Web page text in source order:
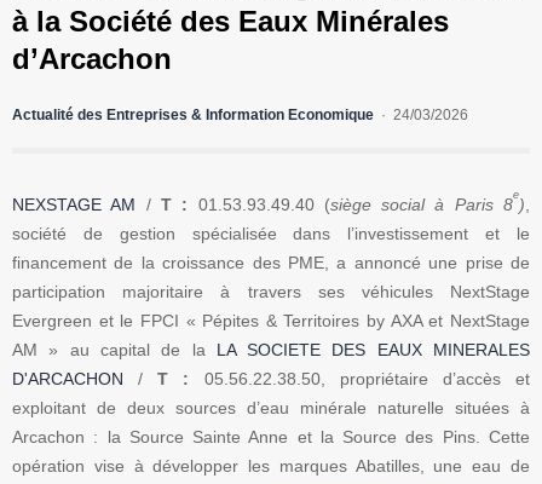
à la Société des Eaux Minérales
d’Arcachon
Actualité des Entreprises & Information Economique 24/03/2026
NEXSTAGE AM / T : 01.53.93.49.40 (siège social à Paris 8e),
société de gestion spécialisée dans l’investissement et le
financement de la croissance des PME, a annoncé une prise de
participation majoritaire à travers ses véhicules NextStage
Evergreen et le FPCI « Pépites & Territoires by AXA et NextStage
AM » au capital de la LA SOCIETE DES EAUX MINERALES
D'ARCACHON /T : 05.56.22.38.50, propriétaire d’accès et
exploitant de deux sources d’eau minérale naturelle situées à
Arcachon : la Source Sainte Anne et la Source des Pins. Cette
opération vise à développer les marques Abatilles, une eau de